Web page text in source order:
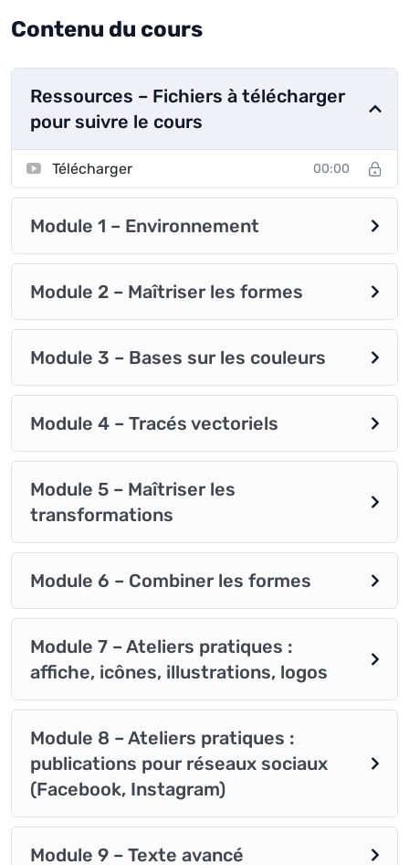
ligne. Soyez prêt à communiquer votre vision grâce à
Contenu du cours
Ressources – Fichiers à télécharger
pour suivre le cours
Télécharger 00:00
Module 1 – Environnement
Module 2 – Maîtriser les formes
Module 3 – Bases sur les couleurs
Module 4 – Tracés vectoriels
Module 5 – Maîtriser les
transformations
Module 6 – Combiner les formes
Module 7 – Ateliers pratiques :
affiche, icônes, illustrations, logos
Module 8 – Ateliers pratiques :
publications pour réseaux sociaux
(Facebook, Instagram)
Module 9 – Texte avancé